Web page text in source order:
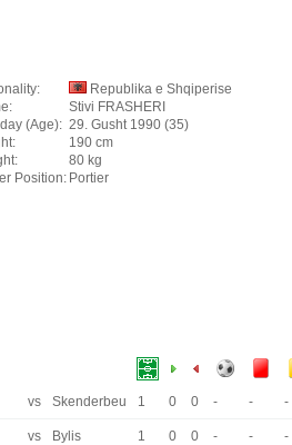
Republika e Shqiperise
Stivi FRASHERI
(Age): 29. Gusht 1990 (35)
190 cm
80 kg
Position: Portier
vs Skenderbeu 1 0 0 - - -
vs Bylis 1 0 0 - - -